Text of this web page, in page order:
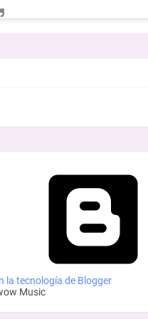
la tecnología de Blogger
Music